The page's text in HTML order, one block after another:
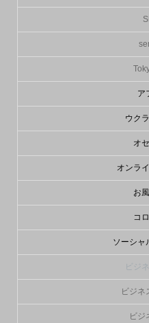
ア
ウク
オ
オンラ
お
コ
ソーシャ
ビジ
ビジネ
ビジ